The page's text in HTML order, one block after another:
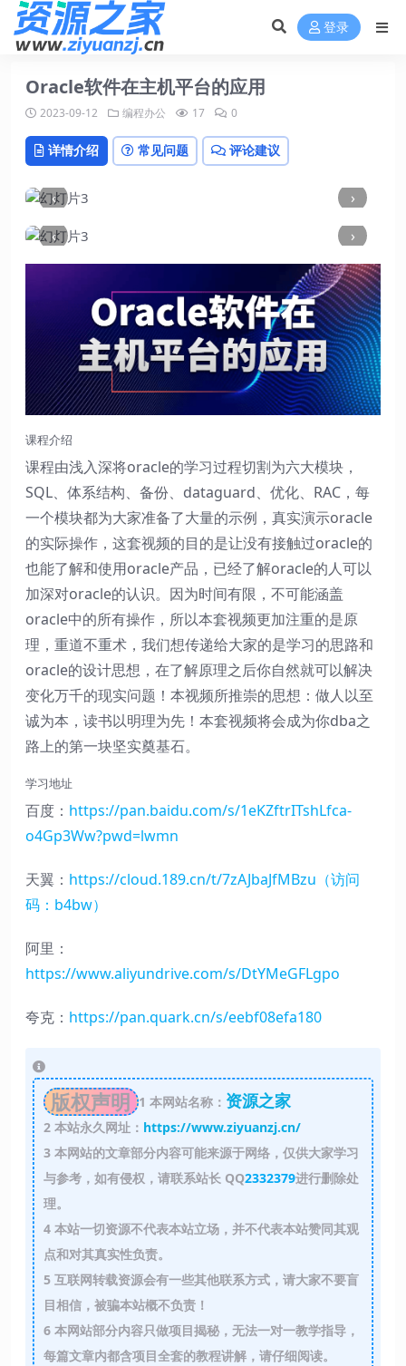
登录
Oracle软件在主机平台的应用
2023-09-12 编程办公 17 0
详情介绍 常见问题 评论建议
‹
›
‹
›
课程介绍
课程由浅入深将oracle的学习过程切割为六大模块，
SQL、体系结构、备份、dataguard、优化、RAC，每
一个模块都为大家准备了大量的示例，真实演示oracle
的实际操作，这套视频的目的是让没有接触过oracle的
也能了解和使用oracle产品，已经了解oracle的人可以
加深对oracle的认识。因为时间有限，不可能涵盖
oracle中的所有操作，所以本套视频更加注重的是原
理，重道不重术，我们想传递给大家的是学习的思路和
oracle的设计思想，在了解原理之后你自然就可以解决
变化万千的现实问题！本视频所推崇的思想：做人以至
诚为本，读书以明理为先！本套视频将会成为你dba之
路上的第一块坚实奠基石。
学习地址
百度： https://pan.baidu.com/s/1eKZftrITshLfca-
o4Gp3Ww?pwd=lwmn
天翼： https://cloud.189.cn/t/7zAJbaJfMBzu（访问
码：b4bw）
阿里：
https://www.aliyundrive.com/s/DtYMeGFLgpo
夸克： https://pan.quark.cn/s/eebf08efa180
版权声明 1 本网站名称： 资源之家
2本站永久网址： https://www.ziyuanzj.cn/
3本网站的文章部分内容可能来源于网络，仅供大家学习
与参考，如有侵权，请联系站长 QQ2332379进行删除处
理。
4本站一切资源不代表本站立场，并不代表本站赞同其观
点和对其真实性负责。
5互联网转载资源会有一些其他联系方式，请大家不要盲
目相信，被骗本站概不负责！
6本网站部分内容只做项目揭秘，无法一对一教学指导，
每篇文章内都含项目全套的教程讲解，请仔细阅读。